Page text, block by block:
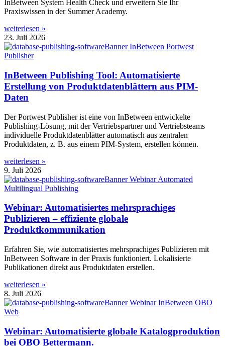
InBetween System Health Check und erweitern Sie Ihr
Praxiswissen in der Summer Academy.
weiterlesen »
23. Juli 2026
InBetween Publishing Tool: Automatisierte
Erstellung von Produktdatenblättern aus PIM-
Daten
Der Portwest Publisher ist eine von InBetween entwickelte
Publishing-Lösung, mit der Vertriebspartner und Vertriebsteams
individuelle Produktdatenblätter automatisch aus zentralen
Produktdaten, z. B. aus einem PIM-System, erstellen können.
weiterlesen »
9. Juli 2026
Webinar: Automatisiertes mehrsprachiges
Publizieren – effiziente globale
Produktkommunikation
Erfahren Sie, wie automatisiertes mehrsprachiges Publizieren mit
InBetween Software in der Praxis funktioniert. Lokalisierte
Publikationen direkt aus Produktdaten erstellen.
weiterlesen »
8. Juli 2026
Webinar: Automatisierte globale Katalogproduktion
bei OBO Bettermann.